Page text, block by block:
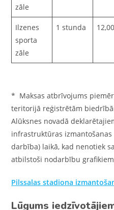
zāle
Ilzenes
sporta
zāle
1 stunda 12,00
* Maksas atbrīvojums
teritorijā reģistrētām
Alūksnes novadā
infrastruktūras
darbība) laikā, kad nenotiek
atbilstoši nodarbību
Pilssalas stadiona
Lūgums